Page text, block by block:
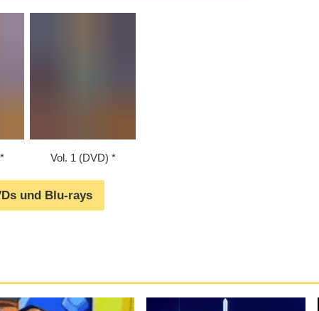
Vol. 1 (DVD)
und Blu-rays